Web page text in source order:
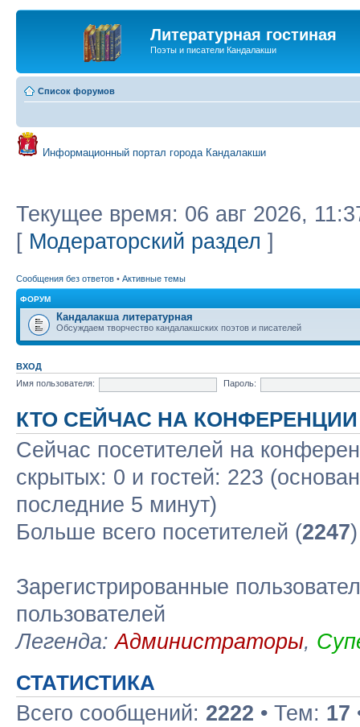
Литературная гостиная
Поэты и писатели Кандалакши
Список форумов
Информационный портал города Кандалакши
Текущее время: 06 авг 2026,
[ Модераторский раздел ]
Сообщения без ответов • Активные темы
ФОРУМ
Кандалакша литературная
Обсуждаем творчество кандалакшских поэтов и писателей
ВХОД
Имя пользователя:
Пароль:
КТО СЕЙЧАС НА КОНФЕРЕНЦИИ
Сейчас посетителей на
скрытых: 0 и гостей: 223
последние 5 минут)
Больше всего посетителей (2247
Зарегистрированные
пользователей
Легенда:Администраторы,
СТАТИСТИКА
Всего сообщений: 2222 • Тем: 17